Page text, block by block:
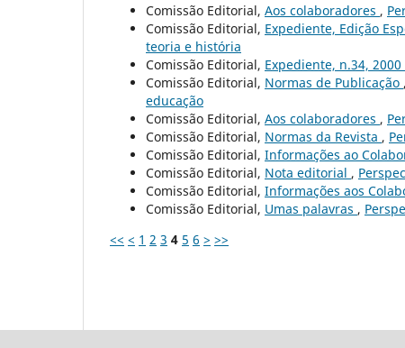
Comissão Editorial, Aos colaboradores ,
Comissão Editorial, Expediente, Edição
teoria e história
Comissão Editorial, Expediente, n.34, 2000
Comissão Editorial, Normas de Publicação ,
educação
Comissão Editorial, Aos colaboradores ,
Comissão Editorial, Normas da Revista ,
Comissão Editorial, Informações ao
Comissão Editorial, Nota editorial ,
Comissão Editorial, Informações aos
Comissão Editorial, Umas palavras ,
<< < 1 2 3 4 5 6 > >>